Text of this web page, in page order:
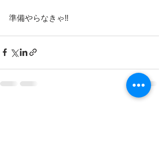
準備やらなきゃ‼️